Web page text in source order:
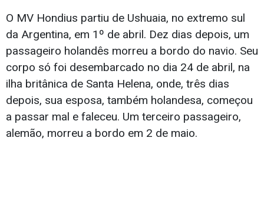
O MV Hondius partiu de Ushuaia, no extremo sul
da Argentina, em 1º de abril. Dez dias depois, um
passageiro holandês morreu a bordo do navio. Seu
corpo só foi desembarcado no dia 24 de abril, na
ilha britânica de Santa Helena, onde, três dias
depois, sua esposa, também holandesa, começou
a passar mal e faleceu. Um terceiro passageiro,
alemão, morreu a bordo em 2 de maio.